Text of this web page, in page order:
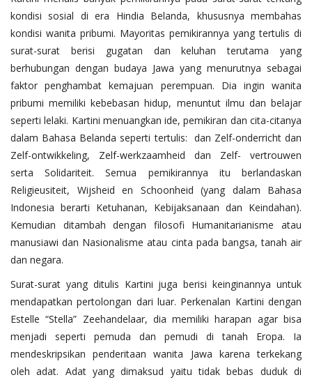
kondisi sosial di era Hindia Belanda, khususnya membahas
kondisi wanita pribumi. Mayoritas pemikirannya yang tertulis di
surat-surat berisi gugatan dan keluhan terutama yang
berhubungan dengan budaya Jawa yang menurutnya sebagai
faktor penghambat kemajuan perempuan. Dia ingin wanita
pribumi memiliki kebebasan hidup, menuntut ilmu dan belajar
seperti lelaki. Kartini menuangkan ide, pemikiran dan cita-citanya
dalam Bahasa Belanda seperti tertulis: dan Zelf-onderricht dan
Zelf-ontwikkeling, Zelf-werkzaamheid dan Zelf- vertrouwen
serta Solidariteit. Semua pemikirannya itu berlandaskan
Religieusiteit, Wijsheid en Schoonheid (yang dalam Bahasa
Indonesia berarti Ketuhanan, Kebijaksanaan dan Keindahan).
Kemudian ditambah dengan filosofi Humanitarianisme atau
manusiawi dan Nasionalisme atau cinta pada bangsa, tanah air
dan negara.
Surat-surat yang ditulis Kartini juga berisi keinginannya untuk
mendapatkan pertolongan dari luar. Perkenalan Kartini dengan
Estelle “Stella” Zeehandelaar, dia memiliki harapan agar bisa
menjadi seperti pemuda dan pemudi di tanah Eropa. Ia
mendeskripsikan penderitaan wanita Jawa karena terkekang
oleh adat. Adat yang dimaksud yaitu tidak bebas duduk di